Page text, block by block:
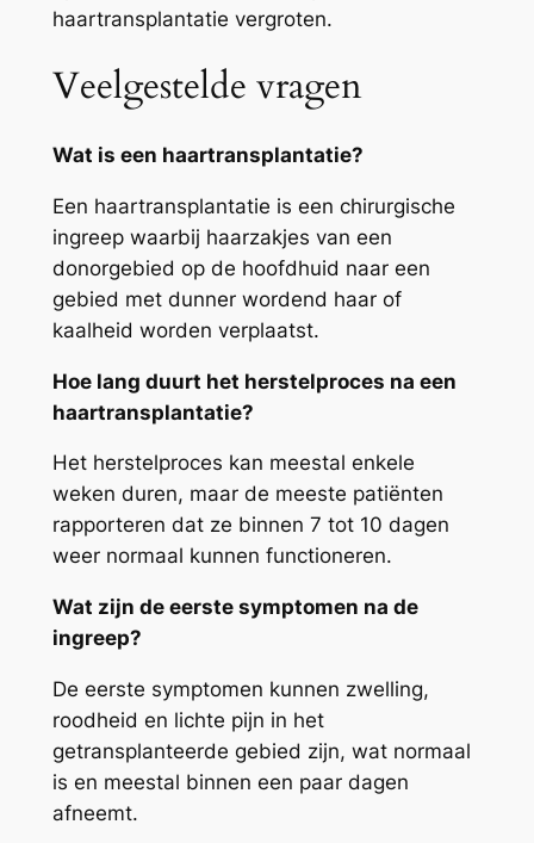
haartransplantatie vergroten.
Veelgestelde vragen
Wat is een haartransplantatie?
Een haartransplantatie is een chirurgische
ingreep waarbij haarzakjes van een
donorgebied op de hoofdhuid naar een
gebied met dunner wordend haar of
kaalheid worden verplaatst.
Hoe lang duurt het herstelproces na een
haartransplantatie?
Het herstelproces kan meestal enkele
weken duren, maar de meeste patiënten
rapporteren dat ze binnen 7 tot 10 dagen
weer normaal kunnen functioneren.
Wat zijn de eerste symptomen na de
ingreep?
De eerste symptomen kunnen zwelling,
roodheid en lichte pijn in het
getransplanteerde gebied zijn, wat normaal
is en meestal binnen een paar dagen
afneemt.